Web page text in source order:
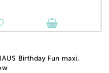
Birthday Fun maxi,